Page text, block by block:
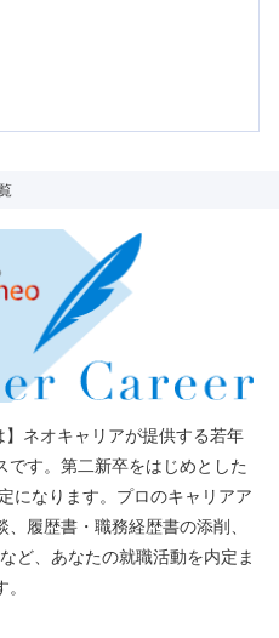
】ネオキャリアが提供する若年
です。第二新卒をはじめとした
になります。プロのキャリアア
履歴書・職務経歴書の添削、
ど、あなたの就職活動を内定ま